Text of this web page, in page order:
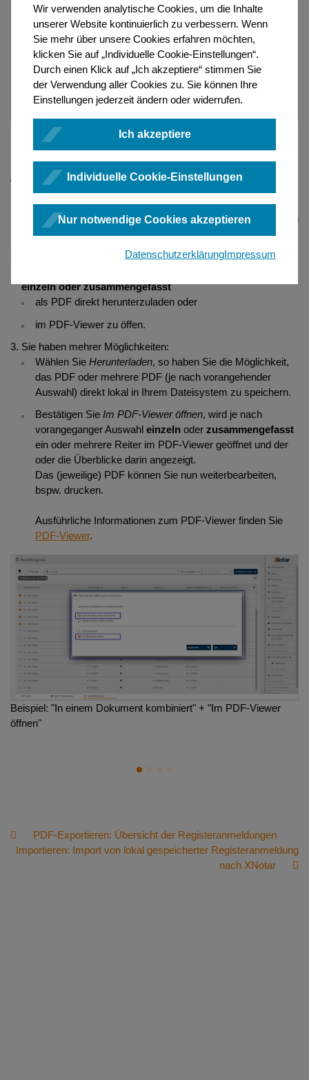
Wir verwenden analytische Cookies, um die Inhalte
unserer Website kontinuierlich zu verbessern. Wenn
Sie mehr über unsere Cookies erfahren möchten,
klicken Sie auf „Individuelle Cookie-Einstellungen“.
Durch einen Klick auf „Ich akzeptiere“ stimmen Sie
der Verwendung aller Cookies zu. Sie können Ihre
Einstellungen jederzeit ändern oder widerrufen.
Ich akzeptiere
Individuelle Cookie-Einstellungen
Nur notwendige Cookies akzeptieren
DatenschutzerklärungImpressum
Wiederherstellen: gelöschten Grundbuchantrag
wiederherstellen
Für Amtstätigkeitsänderung exportieren/importieren
Protokoll einsehen: Fachliches Protokoll eines
Grundbuchantrages einsehen
Importieren: Import von lokal gespeichertem sonstigen
Antrag nach XNotar
Duplizieren: Sonstigen Antrag duplizieren
Rückmeldung trennen
Löschen: Sonstigen Antrag löschen
Für Amtstätigkeitsänderung exportieren/importieren
Protokoll einsehen: Fachliches Protokoll eines
sonstigen Antrages einsehen
Duplizieren: Vorgang duplizieren
Export Grundbuch
Abschließen: Einen Vollzugsschritt abschließen
Löschen: Einen Vorgang löschen
Wiederherstellen: Gelöschten Vorgang wiederherstellen
Protokoll einsehen
Es öffnet sich ein modaler Dialog, der Ihnen verschiedene
Auswahlmöglichkeiten anbietet:
Haben Sie mehrere Registeranmeldungen ausgewählt,
können Sie wählen, diese zusammengefasst oder getrennt zu
exportieren.
Das Modul Handelsregister bietet in diesem Dialog an, den
einzeln oder zusammengefasst
als PDF direkt herunterzuladen oder
im PDF-Viewer zu öffen.
Sie haben mehrer Möglichkeiten:
Wählen Sie Herunterladen, so haben Sie die Möglichkeit,
das PDF oder mehrere PDF (je nach vorangehender
Auswahl) direkt lokal in Ihrem Dateisystem zu speichern.
Bestätigen Sie Im PDF-Viewer öffnen, wird je nach
vorangeganger Auswahl einzeln oder zusammengefasst
ein oder mehrere Reiter im PDF-Viewer geöffnet und der
oder die Überblicke darin angezeigt.
Das (jeweilige) PDF können Sie nun weiterbearbeiten,
bspw. drucken.
Ausführliche Informationen zum PDF-Viewer finden Sie
PDF-Viewer.
Beispiel: "In einem Dokument kombiniert" + "Im PDF-Viewer
öffnen"
1
PDF-Exportieren: Übersicht der Registeranmeldungen
Importieren: Import von lokal gespeicherter Registeranmeldung
nach XNotar